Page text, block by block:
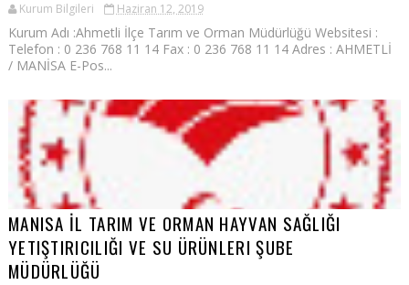
Kurum Bilgileri Haziran 12, 2019
Kurum Adı :Ahmetli İlçe Tarım ve Orman Müdürlüğü Websitesi :
Telefon : 0 236 768 11 14 Fax : 0 236 768 11 14 Adres : AHMETLİ
/ MANİSA E-Pos...
MANISA İL TARIM VE ORMAN HAYVAN SAĞLIĞI
YETIŞTIRICILIĞI VE SU ÜRÜNLERI ŞUBE
MÜDÜRLÜĞÜ